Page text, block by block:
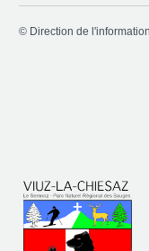
© Direction de